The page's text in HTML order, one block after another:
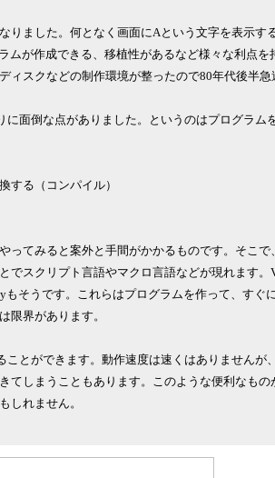
りました。何となく画面にAという文字を表示す
ムが作成できる、移植性があるなど様々な利点を
ィスクなどの制作環境が整ったので80年代後半
面倒な点がありました。というのはプログラム
する（コンパイル）
ってみると案外と手間がかかるものです。そこ
でスクリプト言語やマクロ言語などが現れます。
もそうです。これらはプログラムを作って、すぐ
限界があります。
ことができます。動作速度は速くはありませんが
てしまうこともあります。このような便利なも
しれません。